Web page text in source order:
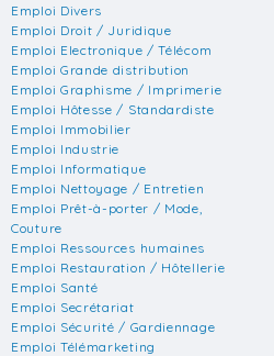
Emploi Divers
Emploi Droit / Juridique
Emploi Electronique / Télécom
Emploi Grande distribution
Emploi Graphisme / Imprimerie
Emploi Hôtesse / Standardiste
Emploi Immobilier
Emploi Industrie
Emploi Informatique
Emploi Nettoyage / Entretien
Emploi Prêt-à-porter / Mode,
Couture
Emploi Ressources humaines
Emploi Restauration / Hôtellerie
Emploi Santé
Emploi Secrétariat
Emploi Sécurité / Gardiennage
Emploi Télémarketing